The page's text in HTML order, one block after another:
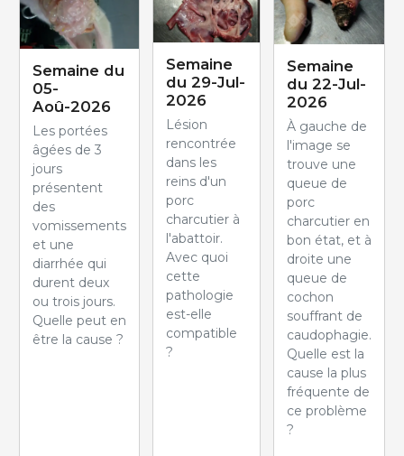
Semaine du
05-
Aoû-2026
Les portées
âgées de 3
jours
présentent
des
vomissements
et une
diarrhée qui
durent deux
ou trois jours.
Quelle peut en
être la cause ?
Semaine
du 29-Jul-
2026
Lésion
rencontrée
dans les
reins d'un
porc
charcutier à
l'abattoir.
Avec quoi
cette
pathologie
est-elle
compatible
?
Semaine
du 22-Jul-
2026
À gauche de
l'image se
trouve une
queue de
porc
charcutier en
bon état, et à
droite une
queue de
cochon
souffrant de
caudophagie.
Quelle est la
cause la plus
fréquente de
ce problème
?